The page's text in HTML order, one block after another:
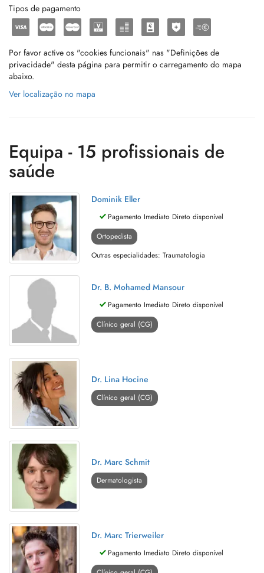
Tipos de pagamento
Por favor active os "cookies funcionais" nas "Definições de
privacidade" desta página para permitir o carregamento do mapa
abaixo.
Ver localização no mapa
Equipa - 15 profissionais de
saúde
Dominik Eller
Pagamento Imediato Direto disponível
Ortopedista
Outras especialidades: Traumatologia
Dr. B. Mohamed Mansour
Pagamento Imediato Direto disponível
Clínico geral (CG)
Dr. Lina Hocine
Clínico geral (CG)
Dr. Marc Schmit
Dermatologista
Dr. Marc Trierweiler
Pagamento Imediato Direto disponível